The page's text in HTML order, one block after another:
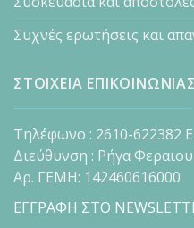
Συχνές ερωτήσεις και
ΣΤΟΙΧΕΙΑ ΕΠΙΚΟΙΝΩΝΙΑΣ
Τηλέφωνο : 2610-622382
Διεύθυνση : Ρήγα
Αρ. ΓΕΜΗ: 142460616000
ΕΓΓΡΑΦΗ ΣΤΟ